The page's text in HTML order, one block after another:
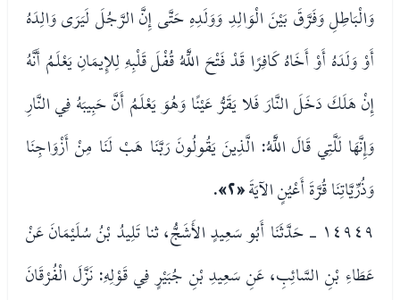
وَالْبَاطِلِ وَفَرَّقَ بَيْنَ الْوَالِدِ وَوَلَدِهِ حَتَّى إِنَّ الرَّجُلَ لَيَرَى وَالِدَهُ
أَوْ وَلَدَهُ أَوْ أَخَاهُ كَافِرًا قَدْ فَتْحَ اللَّهُ قُفْلَ قَلْبِهِ لِلإِيمَانِ يَعْلَمُ أَنَّهُ
إِنْ هَلَكَ دَخَلَ النَّارَ فَلا يَقَرُّ عَيْنًا وَهُوَ يَعْلَمُ أَنَّ حَبِيبَهُ فِي النَّارِ
وَإِنَّهَا لَلَّتِي قَالَ اللَّهُ: الَّذِينَ يَقُولُونَ رَبَّنَا هَبْ لَنَا مِنْ أَزْوَاجِنَا
وَذُرِّيَّاتِنَا قُرَّةَ أَعْيُنٍ الآيَةَ«٢» .
١٤٩٤٩ - حَدَّثَنَا أَبُو سَعِيدٍ الأَشَجُّ، ثنا تَلِيدُ بْنُ سُلَيْمَانَ عَنْ
عَطَاءِ بْنِ السَّائِبِ، عَنِ سَعِيدِ بْنِ جُبَيْرٍ فِي قَوْلِهِ: نَزَّلَ الْفُرْقَانَ